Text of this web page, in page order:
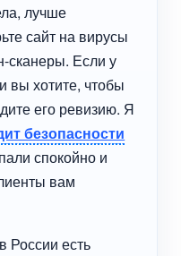
лучше
сайт на вирусы
сканеры. Если у
вы хотите, чтобы
его ревизию. Я
безопасности
спокойно и
вам
России есть